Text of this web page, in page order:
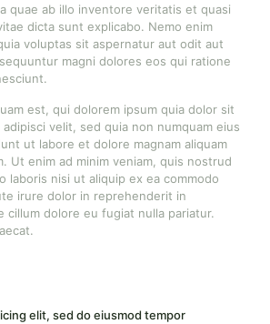
quae ab illo inventore veritatis et quasi
dicta sunt explicabo. Nemo enim
voluptas sit aspernatur aut odit aut
magni dolores eos qui ratione
est, qui dolorem ipsum quia dolor sit
velit, sed quia non numquam eius
ut labore et dolore magnam aliquam
Ut enim ad minim veniam, quis nostrud
laboris nisi ut aliquip ex ea commodo
irure dolor in reprehenderit in
cillum dolore eu fugiat nulla pariatur.
elit, sed do eiusmod tempor